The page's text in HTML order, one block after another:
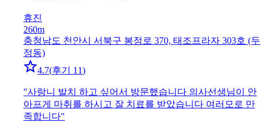
휴진
260m
충청남도 천안시 서북구 봉정로 370, 태조프라자 303호 (두
정동)
4.7(후기 11)
"사랑니 발치 하고 싶어서 방문했습니다 의사선생님이 안
아프게 마취를 하시고 잘 치료를 받았습니다 여러모로 만
족합니다"